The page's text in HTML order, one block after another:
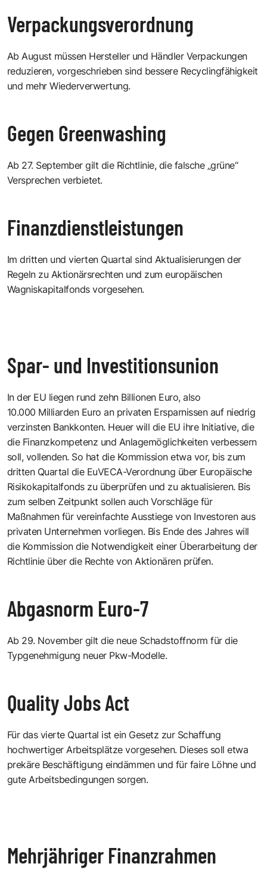
Verpackungsverordnung
Ab August müssen Hersteller und Händler Verpackungen
reduzieren, vorgeschrieben sind bessere Recyclingfähigkeit
und mehr Wiederverwertung.
Gegen Greenwashing
Ab 27. September gilt die Richtlinie, die falsche „grüne“
Versprechen verbietet.
Finanzdienstleistungen
Im dritten und vierten Quartal sind Aktualisierungen der
Regeln zu Aktionärsrechten und zum europäischen
Wagniskapitalfonds vorgesehen.
Spar- und Investitionsunion
In der EU liegen rund zehn Billionen Euro, also
10.000 Milliarden Euro an privaten Ersparnissen auf niedrig
verzinsten Bankkonten. Heuer will die EU ihre Initiative, die
die Finanzkompetenz und Anlagemöglichkeiten verbessern
soll, vollenden. So hat die Kommission etwa vor, bis zum
dritten Quartal die EuVECA-Verordnung über Europäische
Risikokapitalfonds zu überprüfen und zu aktualisieren. Bis
zum selben Zeitpunkt sollen auch Vorschläge für
Maßnahmen für vereinfachte Ausstiege von Investoren aus
privaten Unternehmen vorliegen. Bis Ende des Jahres will
die Kommission die Notwendigkeit einer Überarbeitung der
Richtlinie über die Rechte von Aktionären prüfen.
Abgasnorm Euro-7
Ab 29. November gilt die neue Schadstoffnorm für die
Typgenehmigung neuer Pkw-Modelle.
Quality Jobs Act
Für das vierte Quartal ist ein Gesetz zur Schaffung
hochwertiger Arbeitsplätze vorgesehen. Dieses soll etwa
prekäre Beschäftigung eindämmen und für faire Löhne und
gute Arbeitsbedingungen sorgen.
Mehrjähriger Finanzrahmen